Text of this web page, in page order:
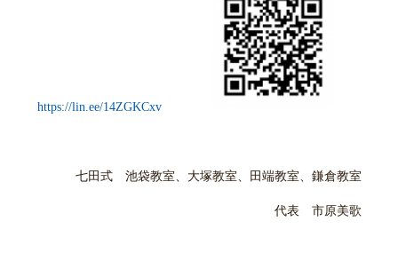
https://lin.ee/14ZGKCxv
七田式 池袋教室、大塚教室、田端教室、鎌倉教室
代表 市原美歌